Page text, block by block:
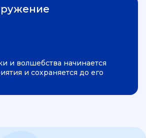
и волшебства начинается
и сохраняется до его